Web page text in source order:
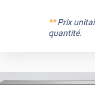
**Prix
quantité.